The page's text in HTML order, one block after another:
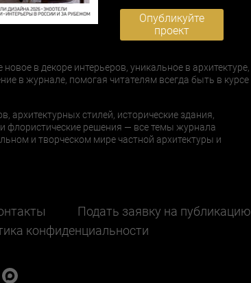
Опубликуйте
проект
в декоре интерьеров, уникальное в архитектуре,
в журнале, помогая читателям всегда быть в курсе
архитектурных стилей, исторические здания,
флористические решения — все темы журнала
и творческом мире частной архитектуры и
Подать заявку на публикацию
конфиденциальности